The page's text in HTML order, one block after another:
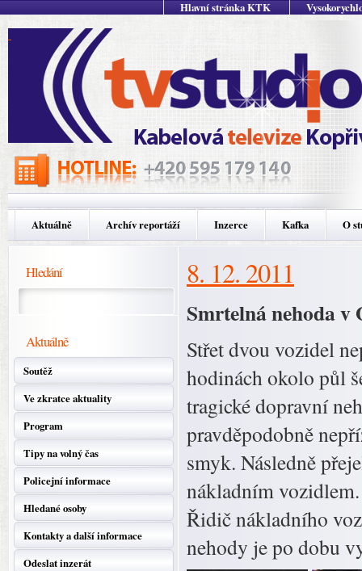
Hlavní stránka KTK
Aktuálně Archív reportáží Inzerce Kafka O
Hledání
Aktuálně
Soutěž
Ve zkratce aktuality
Program
Tipy na volný čas
Policejní informace
Hledané osoby
Kontakty a další informace
Odeslat inzerát
8. 12. 2011
Smrtelná nehoda
Střet dvou vozidel
hodinách okolo půl
tragické dopravní
pravděpodobně
smyk. Následně
nákladním
Řidič nákladního
nehody je po dobu